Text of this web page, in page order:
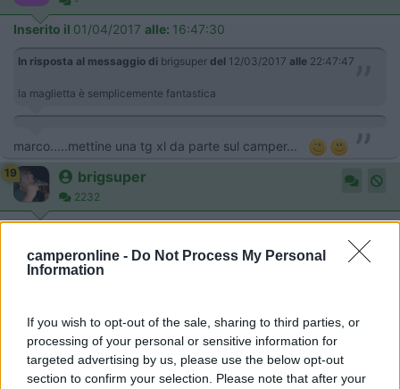
camperonline - Do Not Process My Personal
Information
If you wish to opt-out of the sale, sharing to third parties, or
processing of your personal or sensitive information for
targeted advertising by us, please use the below opt-out
section to confirm your selection. Please note that after your
Inserito il 01/04/2017 alle: 16:47:30
In risposta al messaggio di brigsuper del 12/03/2017 alle 22:47:47
la maglietta è semplicemente fantastica
marco.....mettine una tg xl da parte sul camper...
19 brigsuper
2232
Inserito il05/04/2017 alle:18:57:30
In risposta al messaggio dinemo familydel 01/04/2017alle16:47:30
xl ???????????? falso grasso sei
!!!!!!!!!!!!!!!!!! (perchè non
vieni con Nadia e Giona ? la strada è tutta dritta senza tornanti)